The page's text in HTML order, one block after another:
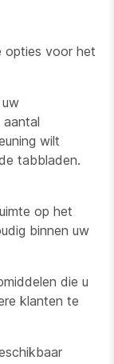
opties voor het
wilt
tabbladen.
op het
binnen uw
die u
klanten te